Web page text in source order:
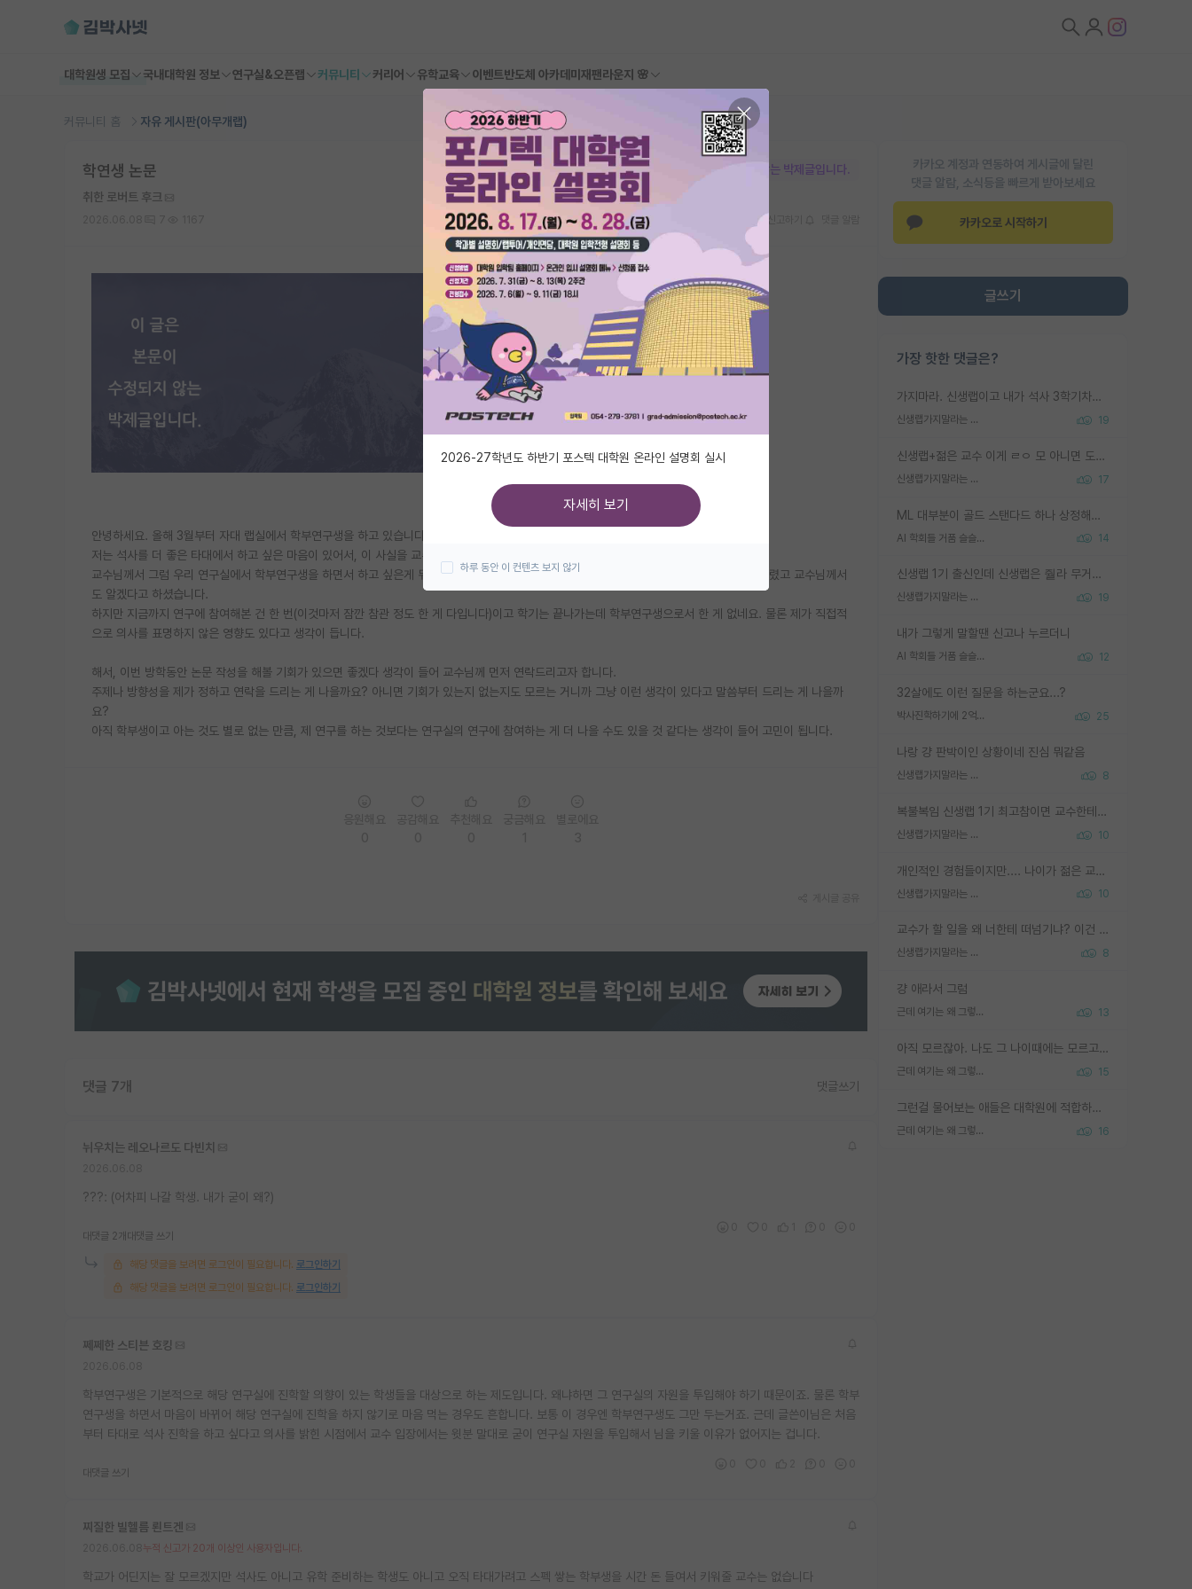
대학원생 모집 국내대학원 정보 연구실&오픈랩 커뮤니티 커리어 유학교육 이벤트반도체 아카데미 재팬라운지 🌸
커뮤니티 홈 자유 게시판(아무개랩)
카카오 계정과 연동하여 게시글에 달린
댓글 알람, 소식등을 빠르게 받아보세요
카카오로 시작하기
글쓰기
가장 핫한 댓글은?
가지마라. 신생랩이고 내가 석사 3학기차인데 최고참인데 나도 아무것도 모르는데 교수가 후배들 왜 논문 교육 안시키냐. 논문 왜 안 써오냐 닦달한다
신생랩가지말라는 이유가 있었구나 19
신생랩+젊은 교수 이게 ㄹㅇ 모 아니면 도인듯.
신생랩가지말라는 이유가 있었구나 17
ML 대부분이 골드 스탠다드 하나 상정해놓고 (벤치마크 데이터셋이 여러 개면 여러 개 상정) 그거 얼마나 잘 맞추나 싸움임 가끔 번뜩이는 설계 철학을 보여주는 논문들도 있지만 대부분 그거 성적 얼마나 더 올리느라에 혈안이 되어 있는 측면이 잇음
AI 학회들 거품 슬슬 지적이 나오네요 14
신생랩 1기 출신인데 신생랩은 줠라 무거운 바벨 같은거임. 들면 대박인데 못들면 깔려 죽음. 아무도 알려주지 않는 환경에서 자생해야하지만, 일단 살아남았다면 그 어떤 사람보다 악착같고 생존력 높은 사람으로 거듭날 수 있음
신생랩가지말라는 이유가 있었구나 19
내가 그렇게 말할땐 신고나 누르더니
AI 학회들 거품 슬슬 지적이 나오네요 12
32살에도 이런 질문을 하는군요...?
박사진학하기에 2억은 괜찮은 (?) 정도의 경제력인가요 25
나랑 걍 판박이인 상황이네 진심 뭐같음
신생랩가지말라는 이유가 있었구나 8
복불복임 신생랩 1기 최고참이면 교수한테 직접 지도받는 시간이 매우 많음 제대로 된 교수라면 말이지 그게 아니라면 그냥 넌 해방 불가능한 노예 1호에 감점쓰레기통이 되는거고
신생랩가지말라는 이유가 있었구나 10
개인적인 경험들이지만.... 나이가 젊은 교수일수록 꼰대라는 가면을 쓴 채로 무례함을 행동하는 경우가 거의 90% 정도였음. 나이가 어린데 다른 또래들과 달리 명예, 권력, 재력까지 얻었으니 세상 다 가진 기분이겠지. 오히러 나이 든 교수들이 행동과 말을 더 조심하시더라.
신생랩가지말라는 이유가 있었구나 10
교수가 할 일을 왜 너한테 떠넘기냐? 이건 교수가 제대로 잘 알지 못하는 경우일텐데...
신생랩가지말라는 이유가 있었구나 8
걍 애라서 그럼
근데 여기는 왜 그렇게 SPK를 물어보는거임? 13
아직 모르잖아. 나도 그 나이때에는 모르고 평가 받고 안심하고 싶었어.
근데 여기는 왜 그렇게 SPK를 물어보는거임? 15
그런걸 물어보는 애들은 대학원에 적합하지 않다
근데 여기는 왜 그렇게 SPK를 물어보는거임? 16
본문이 수정되지 않는 박제글입니다.
학연생 논문
취한 로버트 후크
안녕하세요. 올해 3월부터 자대 랩실에서 학부연구생을 하고 있습니다.
저는 석사를 더 좋은 타대에서 하고 싶은 마음이 있어서, 이 사실을 교수님께도 말씀을 드린 상태입니다.
교수님께서 그럼 우리 연구실에서 학부연구생을 하면서 하고 싶은게 뭐냐고 여쭈어보셔서 저는 많은 연구 참여 기회가 있으면 좋겠다고 말씀드렸고 교수님께서
도 알겠다고 하셨습니다.
하지만 지금까지 연구에 참여해본 건 한 번(이것마저 잠깐 참관 정도 한 게 다입니다)이고 학기는 끝나가는데 학부연구생으로서 한 게 없네요. 물론 제가 직접적
으로 의사를 표명하지 않은 영향도 있다고 생각이 듭니다.
해서, 이번 방학동안 논문 작성을 해볼 기회가 있으면 좋겠다 생각이 들어 교수님께 먼저 연락드리고자 합니다.
주제나 방향성을 제가 정하고 연락을 드리는 게 나을까요? 아니면 기회가 있는지 없는지도 모르는 거니까 그냥 이런 생각이 있다고 말씀부터 드리는 게 나을까
요?
아직 학부생이고 아는 것도 별로 없는 만큼, 제 연구를 하는 것보다는 연구실의 연구에 참여하는 게 더 나을 수도 있을 것 같다는 생각이 들어 고민이 됩니다.
댓글 7개 댓글쓰기
뉘우치는 레오나르도 다빈치
???: (어차피 나갈 학생. 내가 굳이 왜?)
대댓글 2개 대댓글 쓰기
해당 댓글을 보려면 로그인이 필요합니다. 로그인하기
해당 댓글을 보려면 로그인이 필요합니다. 로그인하기
쩨쩨한 스티븐 호킹
학부연구생은 기본적으로 해당 연구실에 진학할 의향이 있는 학생들을 대상으로 하는 제도입니다. 왜냐하면 그 연구실의 자원을 투입해야 하기 때문이죠. 물론 학부
연구생을 하면서 마음이 바뀌어 해당 연구실에 진학을 하지 않기로 마음 먹는 경우도 흔합니다. 보통 이 경우엔 학부연구생도 그만 두는거죠. 근데 글쓴이님은 처음
부터 타대로 석사 진학을 하고 싶다고 의사를 밝힌 시점에서 교수 입장에서는 윗분 말대로 굳이 연구실 자원을 투입해서 님을 키울 이유가 없어지는 겁니다.
대댓글 쓰기
찌질한 빌헬름 뢴트겐
누적 신고가 20개 이상인 사용자입니다.
학교가 어딘지는 잘 모르겠지만 석사도 아니고 유학 준비하는 학생도 아니고 오직 타대가려고 스펙 쌓는 학부생을 시간 돈 들여서 키워줄 교수는 없습니다
2026-27학년도 하반기 포스텍 대학원 온라인 설명회 실시
자세히 보기
하루 동안 이 컨텐츠 보지 않기